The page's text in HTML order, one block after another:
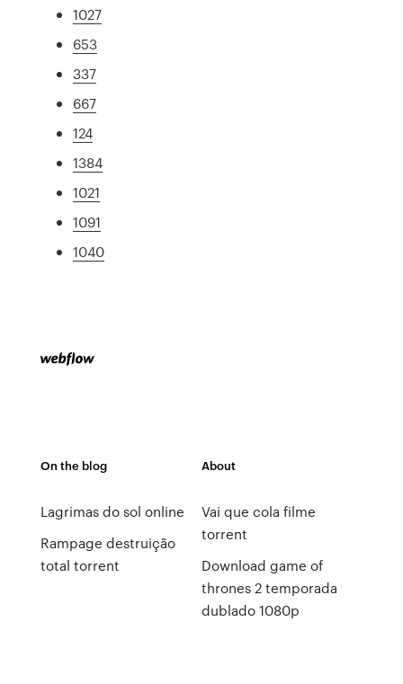
1027
653
337
667
124
1384
1021
1091
1040
On the blog
Lagrimas do sol online
Rampage destruição
total torrent
About
Vai que cola filme
torrent
Download game of
thrones 2 temporada
dublado 1080p